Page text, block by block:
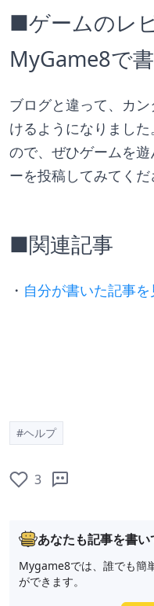
■ゲームのレ
MyGame8で
ブログと違って、カ
けるようになりまし
ので、ぜひゲームを
ーを投稿してみてくだ
■関連記事
・ 自分が書いた記事を
#ヘルプ
3
あなたも記事を書い
Mygame8では、誰でも簡
ができます。